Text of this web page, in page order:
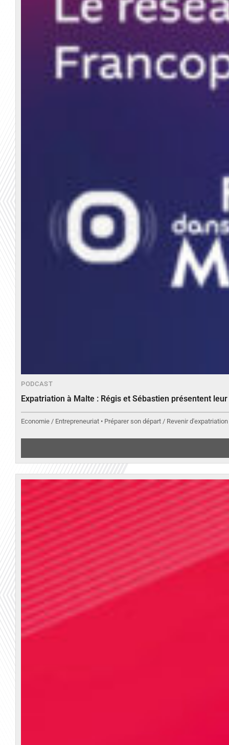
PODCAST
Expatriation à Malte : Régis et Sébastien présentent
Economie / Entrepreneuriat • Préparer son départ / Revenir d'expatriation